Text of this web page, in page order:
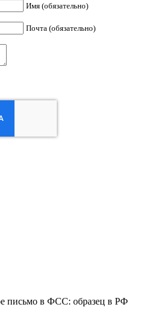
Имя (обязательно)
Почта (обязательно)
письмо в ФСС: образец в РФ